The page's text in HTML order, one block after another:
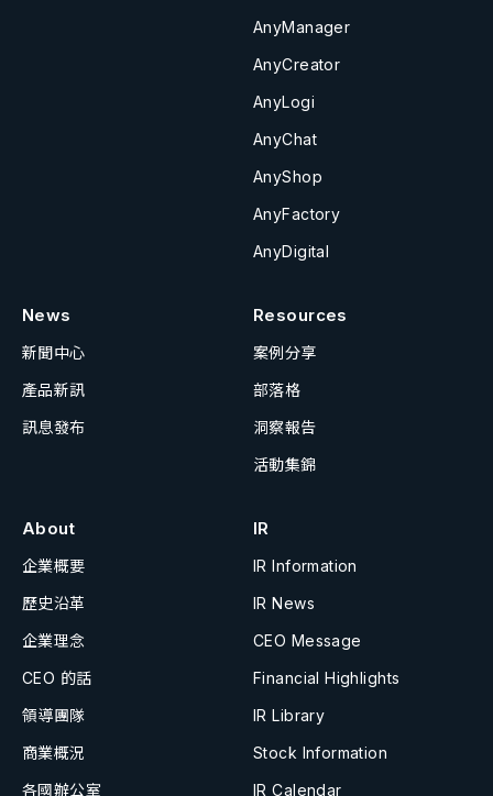
AnyManager
AnyCreator
AnyLogi
AnyChat
AnyShop
AnyFactory
AnyDigital
News
新聞中心
產品新訊
訊息發布
Resources
案例分享
部落格
洞察報告
活動集錦
About
企業概要
歷史沿革
企業理念
CEO 的話
領導團隊
商業概況
各國辦公室
IR
IR Information
IR News
CEO Message
Financial Highlights
IR Library
Stock Information
IR Calendar